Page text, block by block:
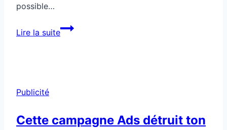
possible…
Lire la suitePublicité
élevés
Publicité
Cette campagne Ads détruit ton